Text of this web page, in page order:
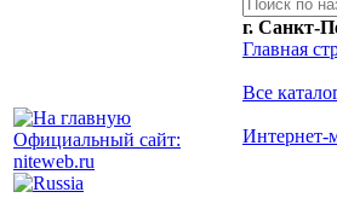
Официальный сайт:
niteweb.ru
г. Санкт-
Главная
Все
Интернет-